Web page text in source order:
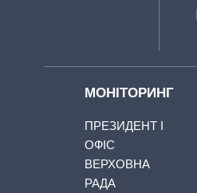
МОНІТОРИНГ
ПРЕЗИДЕНТ І
ОФІС
ВЕРХОВНА
РАДА